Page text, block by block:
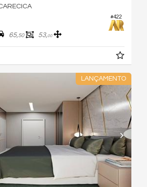
#422
65,50 53,00
LANÇAMENTO